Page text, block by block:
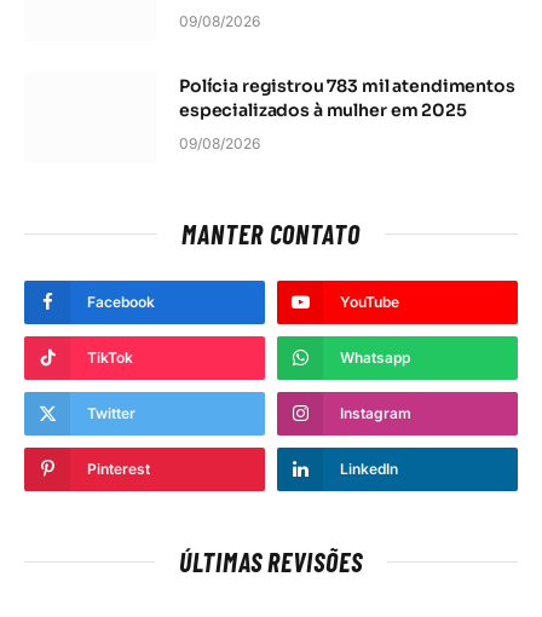
09/08/2026
Polícia registrou 783 mil atendimentos
especializados à mulher em 2025
09/08/2026
MANTER CONTATO
Facebook YouTube
TikTok Whatsapp
Twitter Instagram
Pinterest LinkedIn
ÚLTIMAS REVISÕES